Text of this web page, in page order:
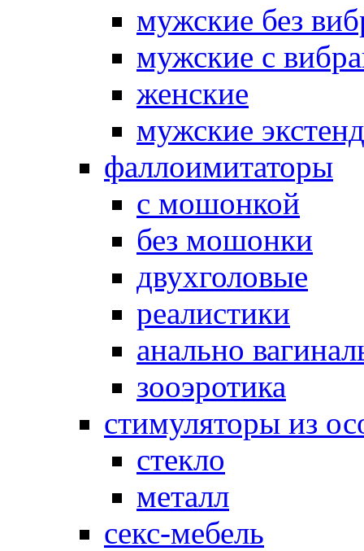
мужские без
мужские с
женские
мужские
фаллоимитаторы
с мошонкой
без мошонки
двухголовые
реалистики
анально
зооэротика
стимуляторы из
стекло
металл
секс-мебель